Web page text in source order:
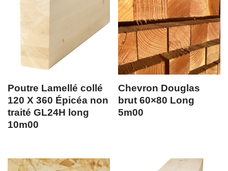
Poutre Lamellé collé
120 X 360 Épicéa non
traité GL24H long
10m00
Chevron Douglas
brut 60×80 Long
5m00